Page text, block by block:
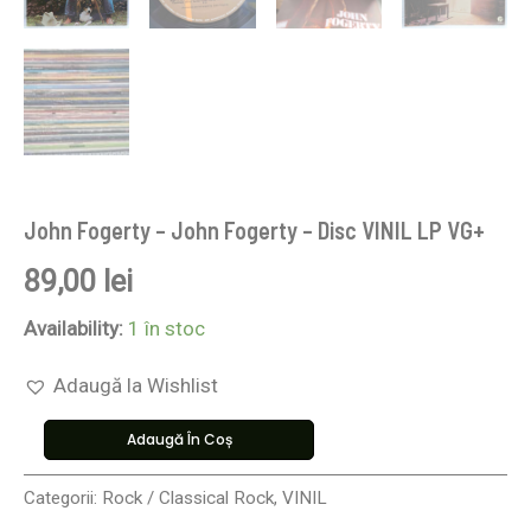
John Fogerty – John Fogerty – Disc VINIL LP VG+
89,00 lei
Availability: 1 în stoc
Adaugă la Wishlist
Adaugă În Coș
Categorii: Rock / Classical Rock, VINIL